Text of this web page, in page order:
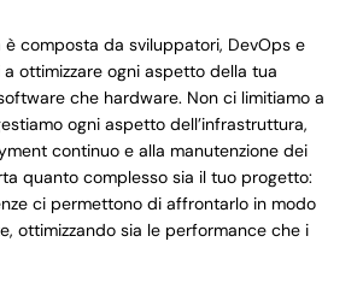
è composta da sviluppatori, DevOps e
ottimizzare ogni aspetto della tua
che hardware. Non ci limitiamo a
ogni aspetto dell’infrastruttura,
continuo e alla manutenzione dei
quanto complesso sia il tuo progetto:
ci permettono di affrontarlo in modo
ottimizzando sia le performance che i